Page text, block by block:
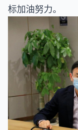
标加油努力。